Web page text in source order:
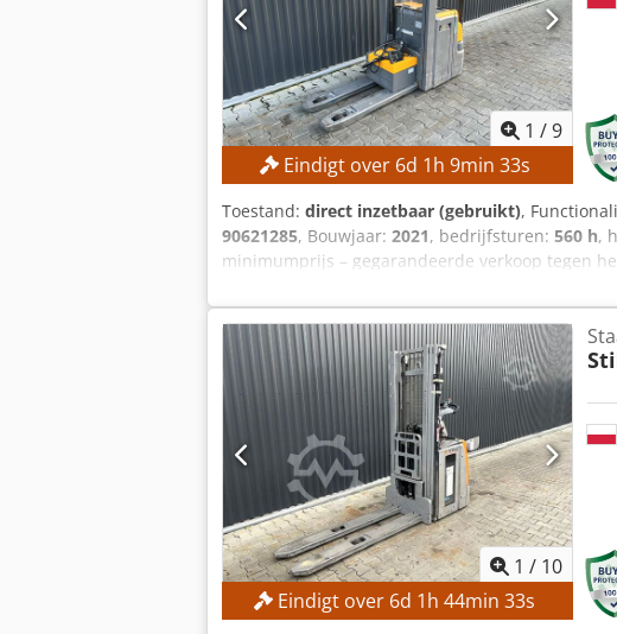
1 /9
Eindigt over 6d 1h 9min 32s
Toestand: direct inzetbaar (gebruikt),
90621285, Bouwjaar: 2021, bedrijfsturen: 560 h,
minimumprijs – gegarandeerde verkoop tegen
SPECIFICATIES Hefhoogte: 2.800 mm
Standaardmast Batterijtype: Lithium-ionbatterij
Lader Externe referentie: SL1145SP
1 / 10
Eindigt over 6d 1h44min32s